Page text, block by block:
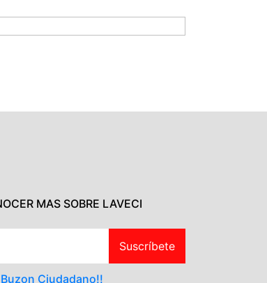
MAS SOBRE LAVECI
Suscríbete
Ciudadano!!